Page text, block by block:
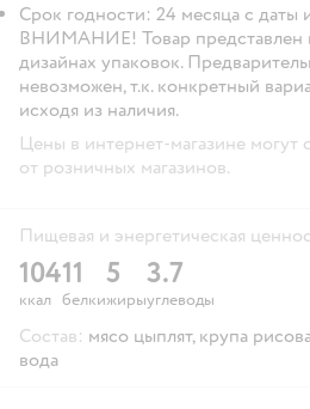
Срок годности: 24 месяца с даты
ВНИМАНИЕ! Товар
дизайнах упаковок.
невозможен, т.к. конкретный
исходя из наличия.
Цены в интернет-магазине могут
от розничных магазинов.
Пищевая и энергетическая
104
ккал
11
белки
5
жиры
3.7
углеводы
Состав: мясо цыплят, крупа
вода